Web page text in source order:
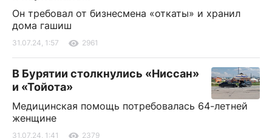
Он требовал от бизнесмена «откаты» и хранил
дома гашиш
31.07.24, 1:57 2961
В Бурятии столкнулись «Ниссан»
и «Тойота»
Медицинская помощь потребовалась 64-летней
женщине
31.07.24, 1:41 2379